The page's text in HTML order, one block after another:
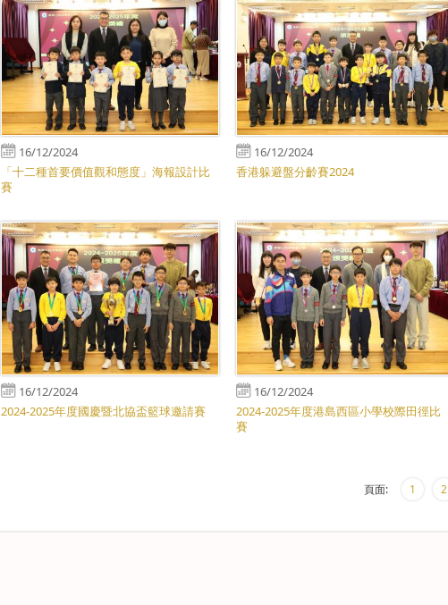
16/12/2024
「十二種首要價值觀和態度」海報設計比
賽
16/12/2024
香港躲避盤分齡賽2024
16/12/2024
2024-2025年度國慶暨北協盃籃球邀請賽
16/12/2024
2024-2025年度港島西區小學校際田徑比
賽
頁面: 1 2